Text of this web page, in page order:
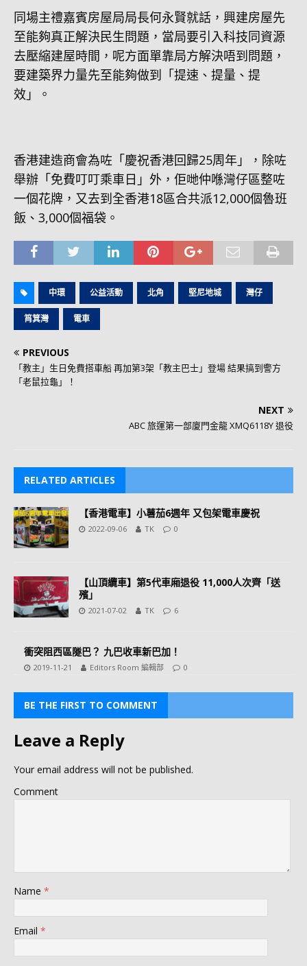
同場主禮嘉賓房屋局局長何永賢就話，興建房屋先
至能夠真正解決民生問題，當局要引入科技同資源
去壓縮建屋時間，呢方面單靠局方解決唔到問題，
要建築界力量先至能夠做到「提速、提量、提
效」。
香港建造商會為咗「慶祝香港回歸25周年」，除咗
舉辦「免費叮叮乘車日」外，佢哋仲喺灣仔區整咗
一個花牌，又去到全香港18區合共派12,000個魯班
飯、3,000個福袋。
中環 公益活動 北角 堅尼地城 灣仔
筲箕灣 電車
PREVIOUS
「教主」生日免費搭車船 再加第3架「教主巴士」登場 結果搞到警方
「老鼠拉龜」！
NEXT
ABC 旅運第一部廈門金龍 XMQ6118Y 退役
RELATED ARTICLES
【香港電車】小薯茄6週年 又包架電車慶祝
2022-09-06 TK 0
【山頂纜車】第5代車廂退役 11,000人次齊「送
殯」
2021-07-02 TK 6
衝突阻西區隧巴？ 九巴收車新巴加！
2019-11-21 Editors Room 編輯部 0
BE THE FIRST TO COMMENT
Leave a Reply
Your email address will not be published.
Comment
Name *
Email *